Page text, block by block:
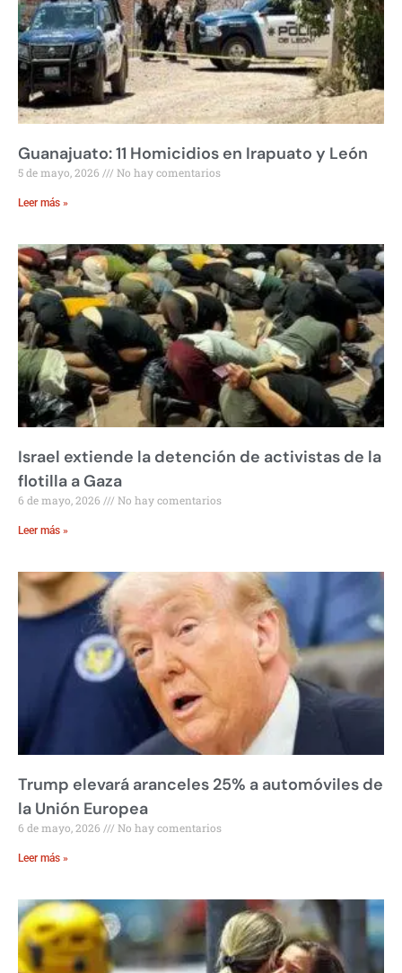
Guanajuato: 11 Homicidios en Irapuato y León
5 de mayo, 2026 No hay comentarios
Leer más »
Israel extiende la detención de activistas de la
flotilla a Gaza
6 de mayo, 2026 No hay comentarios
Leer más »
Trump elevará aranceles 25% a automóviles de
la Unión Europea
6 de mayo, 2026 No hay comentarios
Leer más »